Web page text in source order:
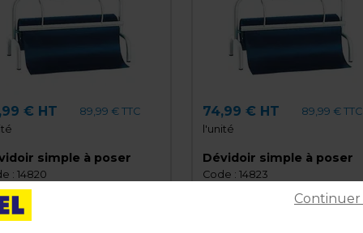
€ HT
89,99 € TTC
simple à poser
: 14820
74,99 € HT
89,99 € TTC
l'unité
Dévidoir simple à poser
Code : 14823
Continuer